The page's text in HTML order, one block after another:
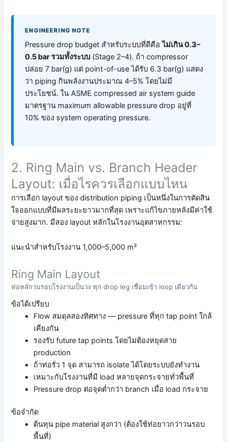
ENGINEERING NOTE
Pressure drop budget สำหรับระบบที่ดีคือไม่เกิน 0.3–
0.5 bar รวมทั้งระบบ (Stage 2–4). ถ้า compressor
ปล่อย 7 bar(g) แต่ point-of-use ได้รับ 6.3 bar(g) แสดง
ว่า piping กินพลังงานประมาณ 4–5% โดยไม่มี
ประโยชน์. ใน ASME compressed air system guide
มาตรฐาน maximum allowable pressure drop อยู่ที่
10% ของ system operating pressure.
2. Ring Main vs. Branch Header
Layout: เมื่อไรควรเลือกแบบไหน
การเลือก layout ของ distribution piping เป็นหนึ่งในการตัดสิน
ใจออกแบบที่มีผลระยะยาวมากที่สุด เพราะแก้ไขภายหลังมีค่าใช้
จ่ายสูงมาก. มีสอง layout หลักในโรงงานอุตสาหกรรม:
แนะนำสำหรับโรงงาน 1,000–5,000 m²
Ring Main Layout
ท่อหลักวนรอบโรงงานเป็นวง ทุก drop leg เชื่อมเข้า loop เดียวกัน
ข้อได้เปรียบ
Flow สมดุลสองทิศทาง — pressure ที่ทุก tap point ใกล้
เคียงกัน
รองรับ future tap points โดยไม่ต้องหยุดสาย
production
ถ้าท่อรั่ว 1 จุด สามารถ isolate ได้โดยระบบยังทำงาน
เหมาะกับโรงงานที่มี load หลายจุดกระจายทั่วพื้นที่
Pressure drop ต่อจุดต่ำกว่า branch เมื่อ load กระจาย
ข้อจำกัด
ต้นทุน pipe material สูงกว่า (ต้องใช้ท่อยาวกว่าวนรอบ
พื้นที่)